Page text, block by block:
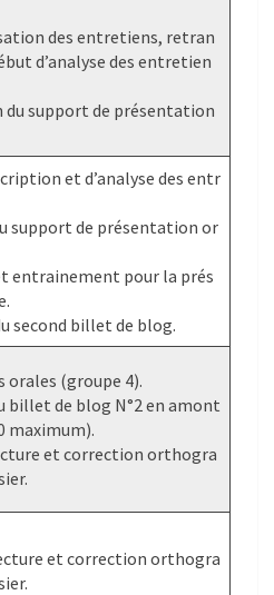
des entretiens, retran
d’analyse des entretien
support de présentation
et d’analyse des entr
support de présentation or
entrainement pour la prés
second billet de blog.
(groupe 4).
billet de blog N°2 en amont
maximum).
et correction orthogra
et correction orthogra